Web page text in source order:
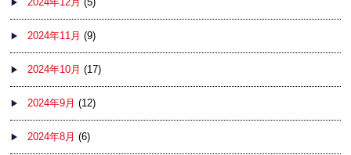
2024年11月 (9)
2024年10月 (17)
2024年9月 (12)
2024年8月 (6)